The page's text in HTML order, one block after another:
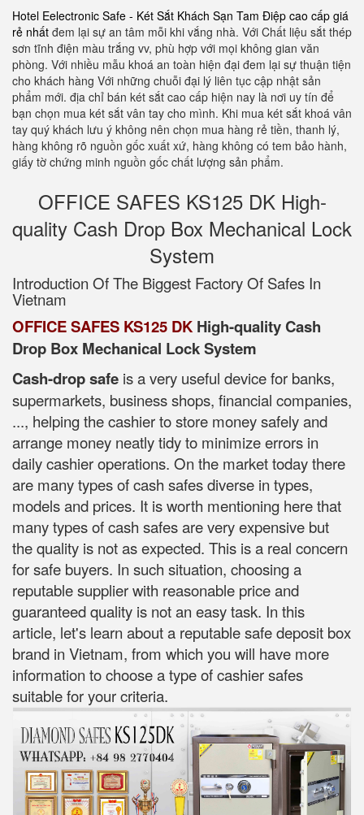
Hotel Eelectronic Safe - Két Sắt Khách Sạn Tam Điệp cao cấp giá
rẻ nhất đem lại sự an tâm mỗi khi vắng nhà. Với Chất liệu sắt thép
sơn tĩnh điện màu trắng vv, phù hợp với mọi không gian văn
phòng. Với nhiều mẫu khoá an toàn hiện đại đem lại sự thuận tiện
cho khách hàng Với những chuỗi đại lý liên tục cập nhật sản
phẩm mới. địa chỉ bán két sắt cao cấp hiện nay là nơi uy tín để
bạn chọn mua két sắt vân tay cho mình. Khi mua két sắt khoá vân
tay quý khách lưu ý không nên chọn mua hàng rẻ tiền, thanh lý,
hàng không rõ nguồn gốc xuất xứ, hàng không có tem bảo hành,
giấy tờ chứng minh nguồn gốc chất lượng sản phẩm.
OFFICE SAFES KS125 DK High-
quality Cash Drop Box Mechanical Lock
System
Introduction Of The Biggest Factory Of Safes In
Vietnam
OFFICE SAFES KS125 DK High-quality Cash
Drop Box Mechanical Lock System
Cash-drop safe is a very useful device for banks,
supermarkets, business shops, financial companies,
..., helping the cashier to store money safely and
arrange money neatly tidy to minimize errors in
daily cashier operations. On the market today there
are many types of cash safes diverse in types,
models and prices. It is worth mentioning here that
many types of cash safes are very expensive but
the quality is not as expected. This is a real concern
for safe buyers. In such situation, choosing a
reputable supplier with reasonable price and
guaranteed quality is not an easy task. In this
article, let's learn about a reputable safe deposit box
brand in Vietnam, from which you will have more
information to choose a type of cashier safes
suitable for your criteria.